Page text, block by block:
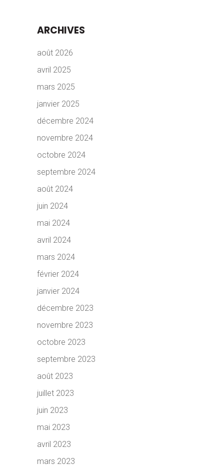
ARCHIVES
août 2026
avril 2025
mars 2025
janvier 2025
décembre 2024
novembre 2024
octobre 2024
septembre 2024
août 2024
juin 2024
mai 2024
avril 2024
mars 2024
février 2024
janvier 2024
décembre 2023
novembre 2023
octobre 2023
septembre 2023
août 2023
juillet 2023
juin 2023
mai 2023
avril 2023
mars 2023